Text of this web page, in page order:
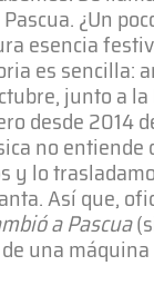
¿Un
esencia
es sencilla:
junto a
desde 2014
no entiende
y lo
Así que,
a Pascua
una